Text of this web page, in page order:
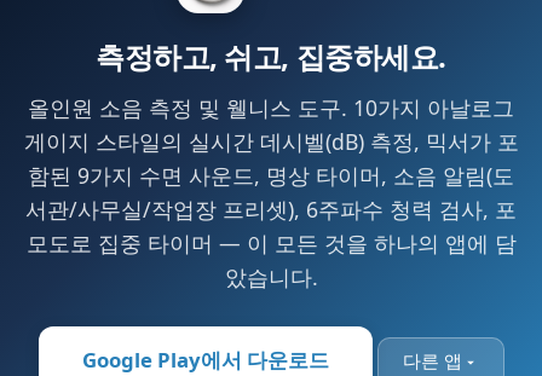
측정하고, 쉬고, 집중하세요.
올인원 소음 측정 및 웰니스 도구. 10가지 아날로그
게이지 스타일의 실시간 데시벨(dB) 측정, 믹서가 포
함된 9가지 수면 사운드, 명상 타이머, 소음 알림(도
서관/사무실/작업장 프리셋), 6주파수 청력 검사, 포
모도로 집중 타이머 — 이 모든 것을 하나의 앱에 담
았습니다.
Google Play에서 다운로드 다른 앱